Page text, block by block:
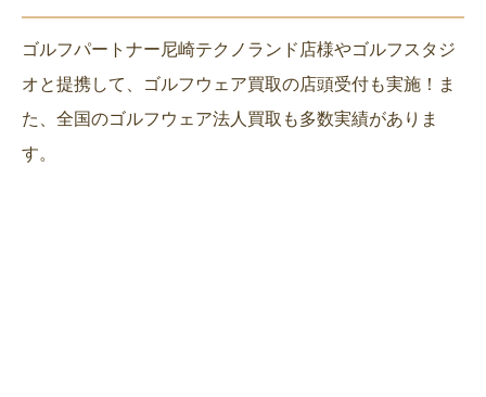
ゴルフパートナー尼崎テクノランド店様やゴルフスタジ
オと提携して、ゴルフウェア買取の店頭受付も実施！ま
た、全国のゴルフウェア法人買取も多数実績がありま
す。